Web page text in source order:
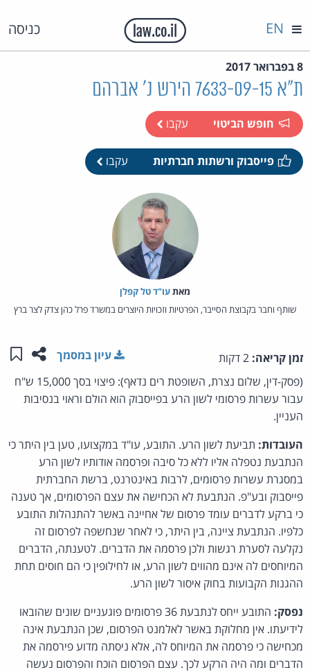
כניסה EN
8 בפברואר 2017
ת"א 7633-09-15 הירש נ' אברהם
חופש הביטוי עקבו
פייסבוק ורשתות חברתיות עקבו
מאת‏עו"ד טל קפלן
שותף וחבר בקבוצת הסייבר, הפרטיות וזכויות היוצרים במשרד פרל כהן צדק לצר ברץ
זמן קריאה: שתפו
עיון במסמך
(פסק-דין, שלום נצרת, השופטת רים נדאף): פיצוי בסך 15,000 ש"ח
עבור עשרות פרסומי לשון הרע בפייסבוק הוא הולם וראוי בנסיבות
העניין.
העובדות: תביעת לשון הרע. התובע, עו"ד במקצועו, טען בין היתר כי
הנתבעת נטפלה אליו ללא כל סיבה ופרסמה אודותיו לשון הרע
במסגרת עשרות פרסומים, לרבות באינטרנט, ברשת החברתית
פייסבוק ובע"פ. הנתבעת לא הכחישה את עצם הפרסומים, אך טענה
כי ברקע לדברים עומד פרסום של אחיינה באשר להתנהלות התובע
כלפיו. הנתבעת ציינה, בין היתר, כי לאחר שנחשפה לפרסום זה
נקלעה לסערת רגשות ולכן פרסמה את הדברים. לטענתה, הדברים
המיוחסים לה אינם מהווים לשון הרע, או לחילופין כי הם חוסים תחת
ההגנות הקבועות בחוק איסור לשון הרע.
נפסק:
התובע ייחס לנתבעת 36 פרסומים פוגעניים שונים שהובאו
לידיעתו. אין מחלוקת באשר לאלמנט הפרסום, שכן הנתבעת אינה
מכחישה כי פרסמה את המיוחס לה, אלא ניסתה מדוע פירסמה את
הדברים ומה היה הרקע לכך. עצם הפרסום הוכח והפרסום נעשה